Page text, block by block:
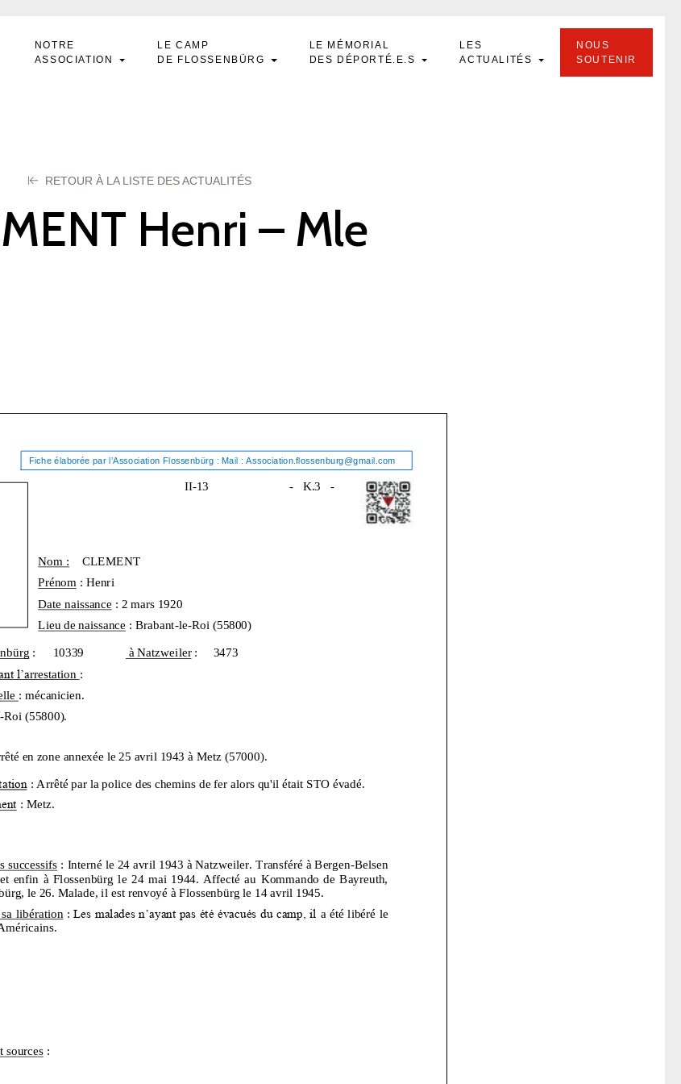
NOTRE
ASSOCIATION
LE CAMP
DE FLOSSENBÜRG
LE MÉMORIAL
DES DÉPORTÉ.E.S
LES
ACTUALITÉS
NOUS
SOUTENIR
RETOUR À LA LISTE DES ACTUALITÉS
Henri – Mle